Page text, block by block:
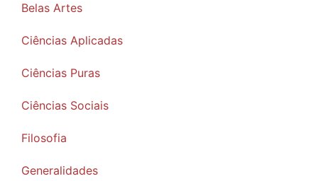
Belas Artes
Ciências Aplicadas
Ciências Puras
Ciências Sociais
Filosofia
Generalidades